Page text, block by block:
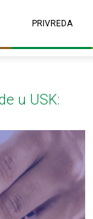
PRIVREDA
u USK: